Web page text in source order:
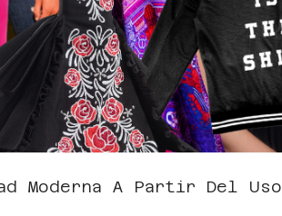
Moderna A Partir Del Uso